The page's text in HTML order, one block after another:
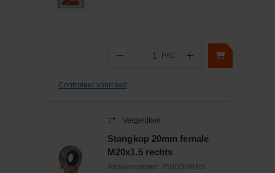
− Aantal
PAC +
Controleer voorraad
Vergelijken
Stangkop 20mm female
M20x1.5 rechts
Artikelnummer: 7500SI20ES